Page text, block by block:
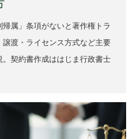
属」条項がないと著作権トラ
渡・ライセンス方式など主要
契約書作成ははじま行政書士